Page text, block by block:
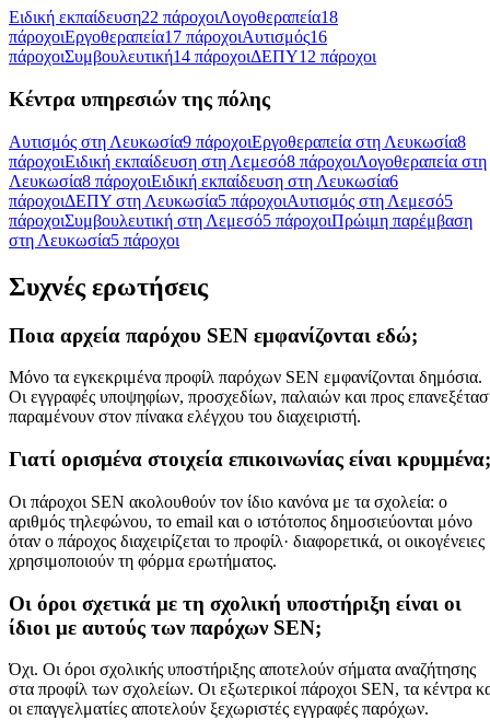
Ειδική εκπαίδευση22 πάροχοιΛογοθεραπεία18
πάροχοιΕργοθεραπεία17 πάροχοιΑυτισμός16
πάροχοιΣυμβουλευτική14 πάροχοιΔΕΠΥ12 πάροχοι
Κέντρα υπηρεσιών της πόλης
Αυτισμός στη Λευκωσία9 πάροχοιΕργοθεραπεία στη Λευκωσία8
πάροχοιΕιδική εκπαίδευση στη Λεμεσό8 πάροχοιΛογοθεραπεία στη
Λευκωσία8 πάροχοιΕιδική εκπαίδευση στη Λευκωσία6
πάροχοιΔΕΠΥ στη Λευκωσία5 πάροχοιΑυτισμός στη Λεμεσό5
πάροχοιΣυμβουλευτική στη Λεμεσό5 πάροχοιΠρώιμη παρέμβαση
στη Λευκωσία5 πάροχοι
Συχνές ερωτήσεις
Ποια αρχεία παρόχου SEN εμφανίζονται εδώ;
Μόνο τα εγκεκριμένα προφίλ παρόχων SEN εμφανίζονται δημόσια.
Οι εγγραφές υποψηφίων, προσχεδίων, παλαιών και προς
παραμένουν στον πίνακα ελέγχου του διαχειριστή.
Γιατί ορισμένα στοιχεία επικοινωνίας είναι κρυμμένα;
Οι πάροχοι SEN ακολουθούν τον ίδιο κανόνα με τα σχολεία: ο
αριθμός τηλεφώνου, το email και ο ιστότοπος δημοσιεύονται μόνο
όταν ο πάροχος διαχειρίζεται το προφίλ· διαφορετικά, οι οικογένειες
χρησιμοποιούν τη φόρμα ερωτήματος.
Οι όροι σχετικά με τη σχολική υποστήριξη είναι οι
ίδιοι με αυτούς των παρόχων SEN;
Όχι. Οι όροι σχολικής υποστήριξης αποτελούν σήματα αναζήτησης
στα προφίλ των σχολείων. Οι εξωτερικοί πάροχοι SEN, τα κέντρα
οι επαγγελματίες αποτελούν ξεχωριστές εγγραφές παρόχων.